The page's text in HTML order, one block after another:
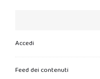
Accedi
Feed dei contenuti